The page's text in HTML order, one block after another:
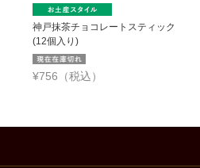
神戸抹茶チョコレートスティック
(12個入り)
¥756（税込）